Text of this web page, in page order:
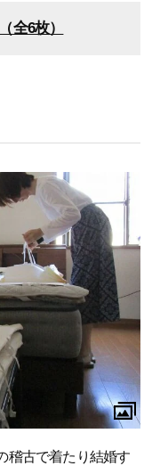
全6枚）
稽古で着たり結婚す